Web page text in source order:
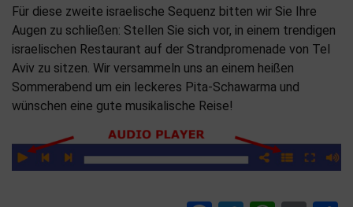
Für diese zweite israelische Sequenz bitten wir Sie Ihre
Augen zu schließen: Stellen Sie sich vor, in einem trendigen
israelischen Restaurant auf der Strandpromenade von Tel
Aviv zu sitzen. Wir versammeln uns an einem heißen
Sommerabend um ein leckeres Pita-Schawarma und
wünschen eine gute musikalische Reise!